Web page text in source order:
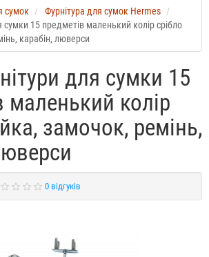
сумок
Фурнітура для сумок Hermes
сумки 15 предметів маленький колір срібло
карабін, люверси
для сумки 15
маленький колір
замочок, ремінь,
0 відгуків